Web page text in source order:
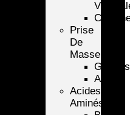
Prise
De
Masse
Gainers
Autre
Acides
Aminés